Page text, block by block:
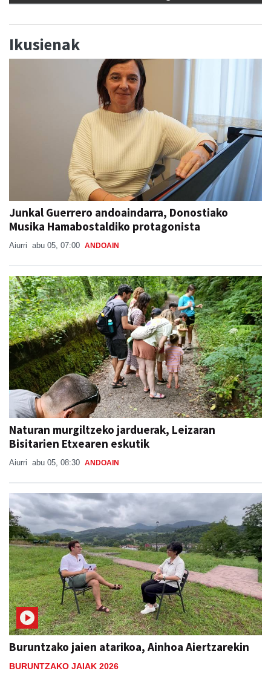
Ikusienak
Junkal Guerrero andoaindarra, Donostiako
Musika Hamabostaldiko protagonista
Aiurri abu 05, 07:00 ANDOAIN
Naturan murgiltzeko jarduerak, Leizaran
Bisitarien Etxearen eskutik
Aiurri abu 05, 08:30 ANDOAIN
Buruntzako jaien atarikoa, Ainhoa Aiertzarekin
BURUNTZAKO JAIAK 2026